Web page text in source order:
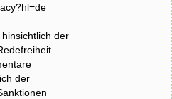
der
der